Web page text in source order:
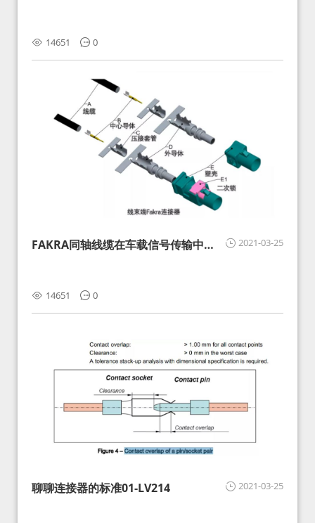
14651 0
2021-03-25
FAKRA同轴线缆在车载信号传输中的
14651 0
2021-03-25
聊聊连接器的标准01-LV214